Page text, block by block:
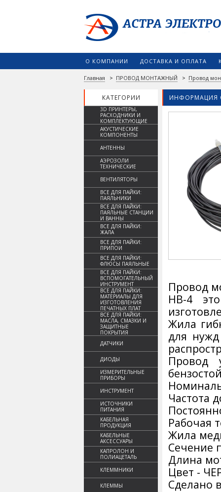
О КОМПАНИИ ДОСТАВКА И ОПЛАТА
Главная > ПРОВОД МОНТАЖНЫЙ > Провод
КАТЕГОРИИ ИНФОРМАЦИЯ
3D ПРИНТЕРЫ,
РАСХОДНИКИ И
КОМПЛЕКТУЮЩИЕ
АКУСТИЧЕСКИЕ
КОМПОНЕНТЫ
АНТЕННЫ
АЭРОЗОЛИ
ТЕХНИЧЕСКИЕ
ВЕНТИЛЯТОРЫ
ВСЕ ДЛЯ ПАЙКИ:
ПАЯЛЬНИКИ
ВСЕ ДЛЯ ПАЙКИ:
ПАЯЛЬНЫЕ СТАНЦИИ
И ВАННЫ
ВСЕ ДЛЯ ПАЙКИ:
ЖАЛА
ВСЕ ДЛЯ ПАЙКИ:
ПРИПОИ
ВСЕ ДЛЯ ПАЙКИ:
ФЛЮСЫ ПАЯЛЬНЫЕ
ВСЕ ДЛЯ ПАЙКИ:
ВСПОМОГАТЕЛЬНЫЙ
ИНСТРУМЕНТ
ВСЕ ДЛЯ ПАЙКИ:
МАТЕРИАЛЫ ДЛЯ
ИЗГОТОВЛЕНИЯ
ПЕЧАТНЫХ ПЛАТ
ВСЕ ДЛЯ ПАЙКИ:
МАСЛА, СМАЗКИ И
ЗАЩИТНЫЕ
ПОКРЫТИЯ
ДАТЧИКИ
ДИОДЫ
ИЗМЕРИТЕЛЬНЫЕ
ПРИБОРЫ
ИНСТРУМЕНТ
ИСТОЧНИКИ
ПИТАНИЯ
КАБЕЛЬНАЯ
ПРОДУКЦИЯ
КАБЕЛЬНЫЕ
АКСЕССУАРЫ
КАПРОЛОН И
ПОЛИАЦЕТАЛЬ
КЛЕММНИКИ
КЛЕММЫ
Провод
НВ-4
Жила
для
Провод
Частота
Рабочая
Жила
Сечение
Длина
Цвет -
Сделано